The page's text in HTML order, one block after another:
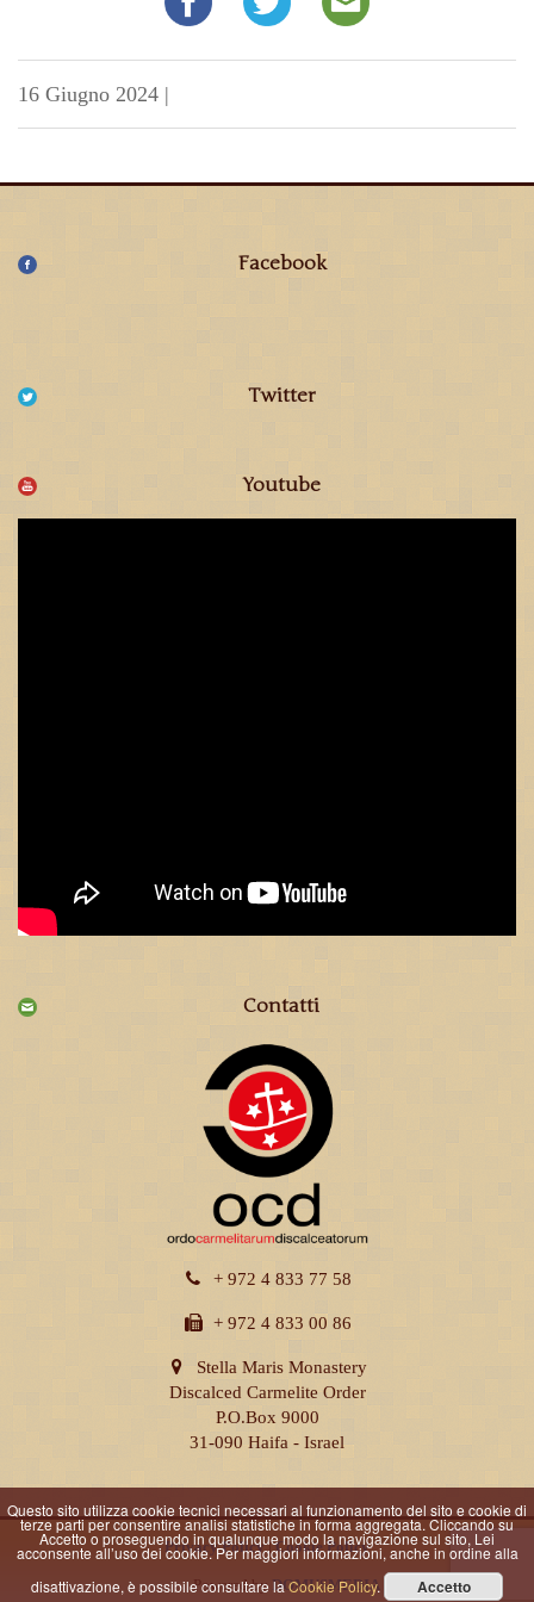
16 Giugno 2024 |
Facebook
Twitter
Youtube
Contatti
+ 972 4 833 77 58
+ 972 4 833 00 86
Stella Maris Monastery
Discalced Carmelite Order
P.O.Box 9000
31-090 Haifa - Israel
Privacy Policy|Cookie Policy
Powered by DOMUSMEDIA © All rights reserved
Questo sito utilizza cookie tecnici necessari al funzionamento del sito e cookie di
terze parti per consentire analisi statistiche in forma aggregata. Cliccando su
Accetto o proseguendo in qualunque modo la navigazione sul sito, Lei
acconsente all’uso dei cookie. Per maggiori informazioni, anche in ordine alla
disattivazione, è possibile consultare laCookie Policy. Accetto